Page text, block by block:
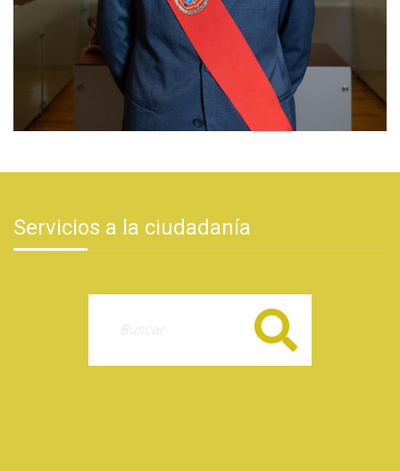
Servicios a la ciudadanía
Buscar